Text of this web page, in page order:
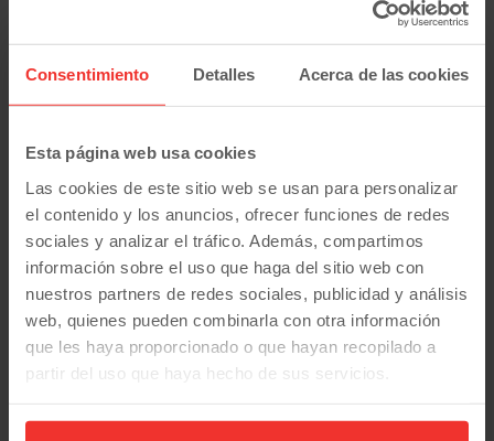
Consentimiento Detalles Acerca de las cookies
Esta página web usa cookies
Las cookies de este sitio web se usan para personalizar
el contenido y los anuncios, ofrecer funciones de redes
sociales y analizar el tráfico. Además, compartimos
información sobre el uso que haga del sitio web con
nuestros partners de redes sociales, publicidad y análisis
web, quienes pueden combinarla con otra información
que les haya proporcionado o que hayan recopilado a
partir del uso que haya hecho de sus servicios.
Mitsubishi Space Star Kaiteki (2023) | 5 Puertas | Desde 190€/mes
78.900km
12/2023
Manual
Gasolina
Plan Pive
16.900 €
13.900
desde208€/mes